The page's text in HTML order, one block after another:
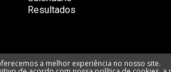
Resultados
a melhor experiência no nosso site.